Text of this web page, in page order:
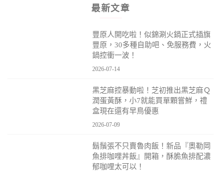
最新文章
豐原人開吃啦！似錦涮火鍋正式插旗
豐原，30多種自助吧、免服務費，火
鍋控衝一波！
2026-07-14
黑芝麻控暴動啦！芝初推出黑芝麻Ｑ
潤蛋黃酥，小7就能買單顆嘗鮮，禮
盒現在還有早鳥優惠
2026-07-09
鬍鬚張不只賣魯肉飯！新品『奧勒岡
魚排咖哩丼飯』開箱，酥脆魚排配濃
郁咖哩太可以！